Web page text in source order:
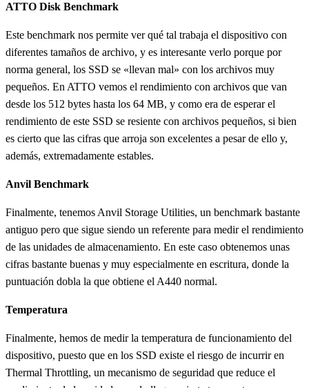
ATTO Disk Benchmark
Este benchmark nos permite ver qué tal trabaja el dispositivo con
diferentes tamaños de archivo, y es interesante verlo porque por
norma general, los SSD se «llevan mal» con los archivos muy
pequeños. En ATTO vemos el rendimiento con archivos que van
desde los 512 bytes hasta los 64 MB, y como era de esperar el
rendimiento de este SSD se resiente con archivos pequeños, si bien
es cierto que las cifras que arroja son excelentes a pesar de ello y,
además, extremadamente estables.
Anvil Benchmark
Finalmente, tenemos Anvil Storage Utilities, un benchmark bastante
antiguo pero que sigue siendo un referente para medir el rendimiento
de las unidades de almacenamiento. En este caso obtenemos unas
cifras bastante buenas y muy especialmente en escritura, donde la
puntuación dobla la que obtiene el A440 normal.
Temperatura
Finalmente, hemos de medir la temperatura de funcionamiento del
dispositivo, puesto que en los SSD existe el riesgo de incurrir en
Thermal Throttling, un mecanismo de seguridad que reduce el